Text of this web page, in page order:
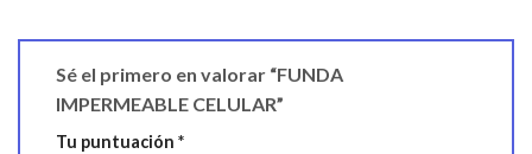
Sé el primero en valorar “FUNDA
IMPERMEABLE CELULAR”
Tu puntuación *